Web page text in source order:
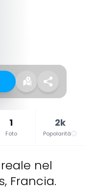
1
Foto
2k
Popolarità
nel
Francia.